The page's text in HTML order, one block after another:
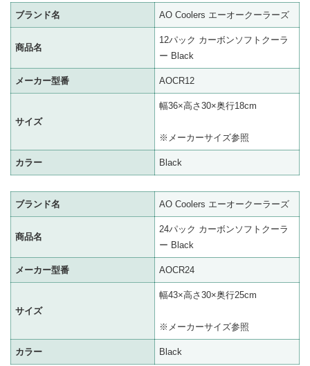
ブランド名 AO Coolers エーオークーラーズ
商品名
12パック カーボンソフトクーラ
ー Black
メーカー型番 AOCR12
サイズ
幅36×高さ30×奥行18cm
※メーカーサイズ参照
カラー Black
ブランド名 AO Coolers エーオークーラーズ
商品名
24パック カーボンソフトクーラ
ー Black
メーカー型番 AOCR24
サイズ
幅43×高さ30×奥行25cm
※メーカーサイズ参照
カラー Black